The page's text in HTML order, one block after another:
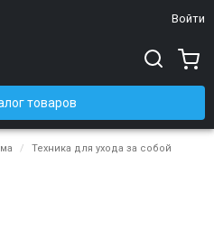
Войти
товаров
Техника для ухода за собой